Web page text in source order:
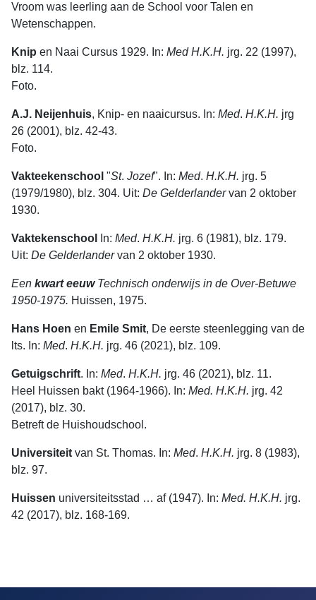
Vroom was leerling aan de School voor Talen en
Wetenschappen.
Knip en Naai Cursus 1929. In: Med H.K.H. jrg. 22 (1997),
blz. 114.
Foto.
A.J. Neijenhuis, Knip- en naaicursus. In: Med. H.K.H. jrg
26 (2001), blz. 42-43.
Foto.
Vakteekenschool "St. Jozef". In: Med. H.K.H. jrg. 5
(1979/1980), blz. 304. Uit: De Gelderlan­dervan 2 oktober
1930.
Vaktekenschool In: Med. H.K.H. jrg. 6 (1981), blz. 179.
Uit: De Gelderlan­dervan 2 oktober 1930.
Een kwart eeuw Technisch onderwijs in de Over-Betuwe
1950-1975. Huis­sen, 1975.
Hans Hoen en Emile Smit, De eerste steenlegging van de
lts. In: Med. H.K.H. jrg. 46 (2021), blz. 109.
Getuigschrift. In: Med. H.K.H. jrg. 46 (2021), blz. 11.
Heel Huissen bakt (1964-1966). In: Med. H.K.H. jrg. 42
(2017), blz. 30.
Betreft de Huishoudschool.
Universiteit van St. Thomas. In: Med. H.K.H. jrg. 8 (1983),
blz. 97.
Huissen universiteitsstad … af (1947). In: Med. H.K.H. jrg.
42 (2017), blz. 168-169.